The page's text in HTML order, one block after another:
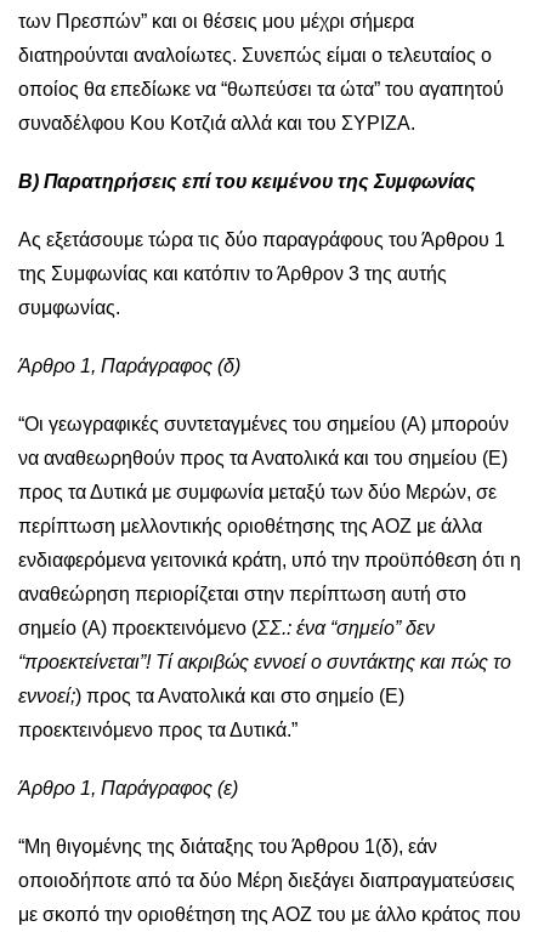
των Πρεσπών” και οι θέσεις μου μέχρι σήμερα
διατηρούνται αναλοίωτες. Συνεπώς είμαι ο τελευταίος ο
οποίος θα επεδίωκε να “θωπεύσει τα ώτα” του αγαπητού
συναδέλφου Κου Κοτζιά αλλά και του ΣΥΡΙΖΑ.
Β) Παρατηρήσεις επί του κειμένου της Συμφωνίας
Ας εξετάσουμε τώρα τις δύο παραγράφους του Άρθρου 1
της Συμφωνίας και κατόπιν το Άρθρον 3 της αυτής
συμφωνίας.
Άρθρο 1, Παράγραφος (δ)
“Οι γεωγραφικές συντεταγμένες του σημείου (Α) μπορούν
να αναθεωρηθούν προς τα Ανατολικά και του σημείου (Ε)
προς τα Δυτικά με συμφωνία μεταξύ των δύο Μερών, σε
περίπτωση μελλοντικής οριοθέτησης της ΑΟΖ με άλλα
ενδιαφερόμενα γειτονικά κράτη, υπό την προϋπόθεση ότι η
αναθεώρηση περιορίζεται στην περίπτωση αυτή στο
σημείο (Α) προεκτεινόμενο (ΣΣ.: ένα “σημείο” δεν
“προεκτείνεται”! Τί ακριβώς εννοεί ο συντάκτης και πώς το
εννοεί;) προς τα Ανατολικά και στο σημείο (Ε)
προεκτεινόμενο προς τα Δυτικά.”
Άρθρο 1, Παράγραφος (ε)
“Μη θιγομένης της διάταξης του Άρθρου 1(δ), εάν
οποιοδήποτε από τα δύο Μέρη διεξάγει διαπραγματεύσεις
με σκοπό την οριοθέτηση της ΑΟΖ του με άλλο κράτος που